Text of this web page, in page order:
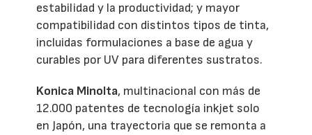
estabilidad y la productividad; y mayor
compatibilidad con distintos tipos de tinta,
incluidas formulaciones a base de agua y
curables por UV para diferentes sustratos.
Konica Minolta, multinacional con más de
12.000 patentes de tecnología inkjet solo
en Japón, una trayectoria que se remonta a